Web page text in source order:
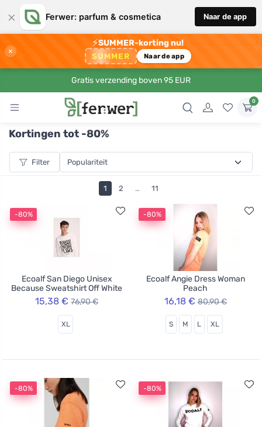
× Ferwer: parfum & cosmetica Naar de app
×
⚡SUMMER-korting nu!
SUMMER Naar de app
Gratis verzending boven 95 EUR
0
Kortingen tot -80%
Filter
1 2 … 11
-80%
Ecoalf San Diego Unisex
Because Sweatshirt Off White
15,38 € 76,90 €
XL
-80%
Ecoalf Angie Dress Woman
Peach
16,18 € 80,90 €
S M L XL
-80% -80%